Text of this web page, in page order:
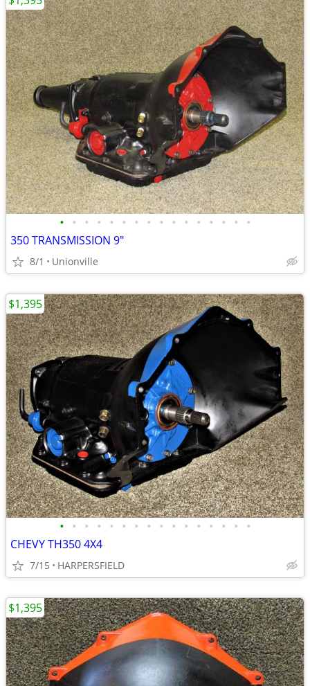
• • • • • • • • • • • • • • • •
350 TRANSMISSION 9"
8/1 Unionville
• • • • • • • • • • • • • • • •
CHEVY TH350 4X4
7/15 HARPERSFIELD
$1,395
$1,395